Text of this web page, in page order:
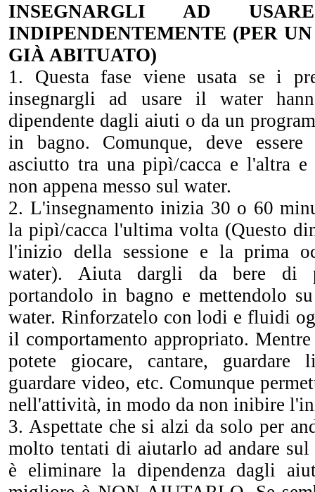
INSEGNARGLI AD
INDIPENDENTEMENTE (PER
GIÀ ABITUATO)
1. Questa fase viene usata se i
insegnargli ad usare il water
dipendente dagli aiuti o da un
in bagno. Comunque, deve essere
asciutto tra una pipì/cacca e l'altra
non appena messo sul water.
2. L'insegnamento inizia 30 o 60
la pipì/cacca l'ultima volta (Questo
l'inizio della sessione e la prima
water). Aiuta dargli da bere di
portandolo in bagno e mettendolo
water. Rinforzatelo con lodi e fluidi
il comportamento appropriato.
potete giocare, cantare, guardare
guardare video, etc. Comunque
nell'attività, in modo da non inibire
3. Aspettate che si alzi da solo per
molto tentati di aiutarlo ad andare
è eliminare la dipendenza dagli